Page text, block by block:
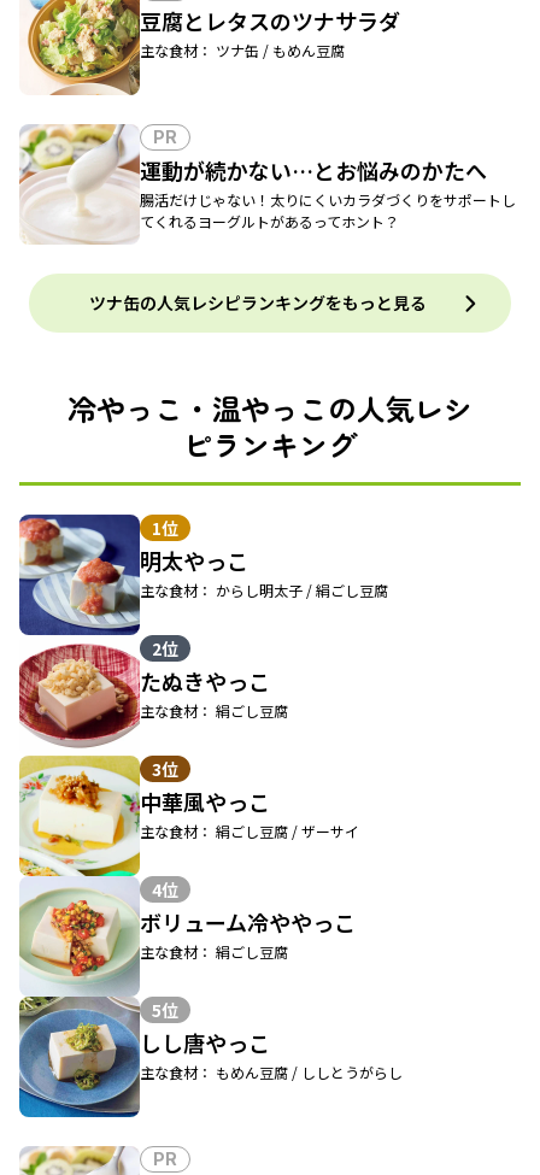
豆腐とレタスのツナサラダ
主な食材： ツナ缶 / もめん豆腐
PR
運動が続かない…とお悩みのかたへ
腸活だけじゃない！太りにくいカラダづくりをサポートし
てくれるヨーグルトがあるってホント？
ツナ缶の人気レシピランキングをもっと見る
冷やっこ・温やっこの人気レシ
ピランキング
1位
明太やっこ
主な食材： からし明太子 / 絹ごし豆腐
2位
たぬきやっこ
主な食材： 絹ごし豆腐
3位
中華風やっこ
主な食材： 絹ごし豆腐 / ザーサイ
4位
ボリューム冷ややっこ
主な食材： 絹ごし豆腐
5位
しし唐やっこ
主な食材： もめん豆腐 / ししとうがらし
PR